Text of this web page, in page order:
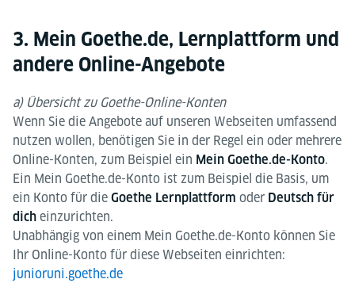
3. Mein Goethe.de, Lernplattform und
andere Online-Angebote
a) Übersicht zu Goethe-Online-Konten
Wenn Sie die Angebote auf unseren Webseiten umfassend
nutzen wollen, benötigen Sie in der Regel ein oder mehrere
Online-Konten, zum Beispiel ein Mein Goethe.de-Konto.
Ein Mein Goethe.de-Konto ist zum Beispiel die Basis, um
ein Konto für die Goethe Lernplattform oder Deutsch für
dich einzurichten.
Unabhängig von einem Mein Goethe.de-Konto können Sie
Ihr Online-Konto für diese Webseiten einrichten:
junioruni.goethe.de